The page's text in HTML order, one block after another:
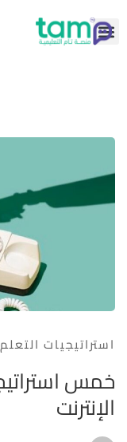
استراتيجيات التعلم
خمس
الإنترنت